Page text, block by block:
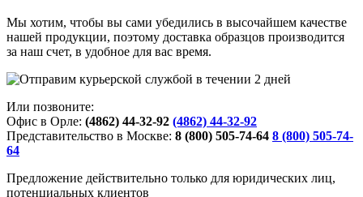
Мы хотим, чтобы вы сами убедились в высочайшем качестве
нашей продукции, поэтому доставка образцов производится
за наш счет, в удобное для вас время.
Или позвоните:
Офис в Орле: (4862) 44-32-92 (4862) 44-32-92
Представительство в Москве: 8 (800) 505-74-64 8 (800) 505-74-
64
Предложение действительно только для юридических лиц,
потенциальных клиентов